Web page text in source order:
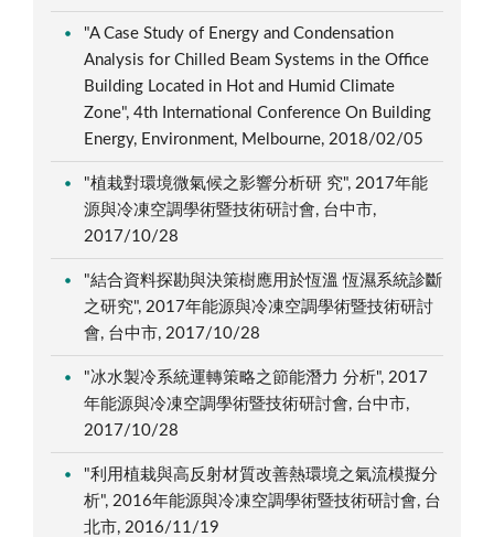
"A Case Study of Energy and Condensation
Analysis for Chilled Beam Systems in the Office
Building Located in Hot and Humid Climate
Zone", 4th International Conference On Building
Energy, Environment, Melbourne, 2018/02/05
"植栽對環境微氣候之影響分析研 究", 2017年能
源與冷凍空調學術暨技術研討會, 台中市,
2017/10/28
"結合資料探勘與決策樹應用於恆溫 恆濕系統診斷
之研究", 2017年能源與冷凍空調學術暨技術研討
會, 台中市, 2017/10/28
"冰水製冷系統運轉策略之節能潛力 分析", 2017
年能源與冷凍空調學術暨技術研討會, 台中市,
2017/10/28
"利用植栽與高反射材質改善熱環境之氣流模擬分
析", 2016年能源與冷凍空調學術暨技術研討會, 台
北市, 2016/11/19